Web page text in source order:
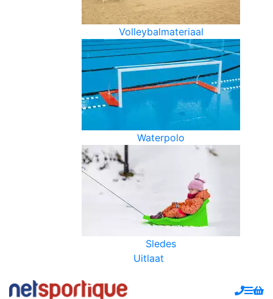
Volleybalmateriaal
Waterpolo
Sledes
Uitlaat